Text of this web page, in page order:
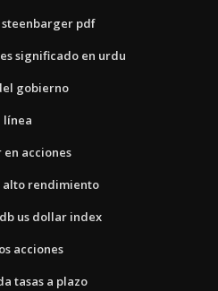
pdf
significado en urdu
gobierno
línea
acciones
alto rendimiento
us dollar index
acciones
tasas a plazo